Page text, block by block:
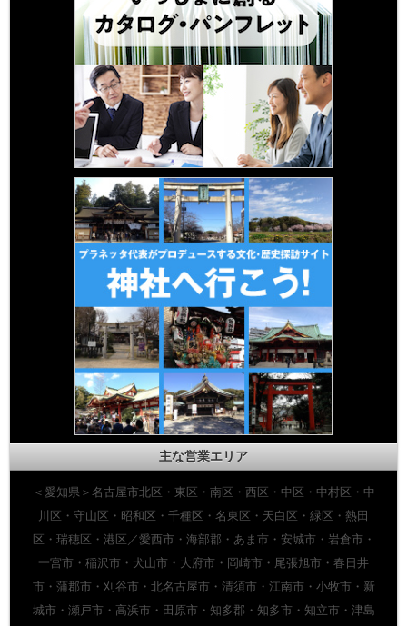
主な営業エリア
＜愛知県＞名古屋市北区・東区・南区・西区・中区・中村区・中
川区・守山区・昭和区・千種区・名東区・天白区・緑区・熱田
区・瑞穂区・港区／愛西市・海部郡・あま市・安城市・岩倉市・
一宮市・稲沢市・犬山市・大府市・岡崎市・尾張旭市・春日井
市・蒲郡市・刈谷市・北名古屋市・清須市・江南市・小牧市・新
城市・瀬戸市・高浜市・田原市・知多郡・知多市・知立市・津島